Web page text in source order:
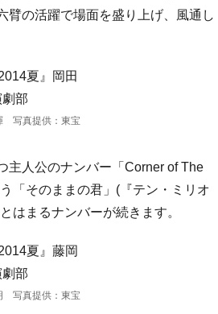
臂の活躍で場面を盛り上げ、風通し
写真提供：東宝
主人公のナンバー「Corner of The
「そのままの君」(『テン・ミリオ
まるナンバーが続きます。
写真提供：東宝